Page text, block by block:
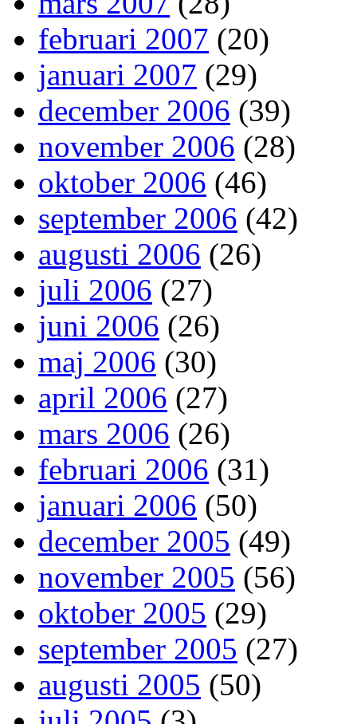
februari 2007 (20)
januari 2007 (29)
december 2006 (39)
november 2006 (28)
oktober 2006 (46)
september 2006 (42)
augusti 2006 (26)
juli 2006 (27)
juni 2006 (26)
maj 2006 (30)
april 2006 (27)
mars 2006 (26)
februari 2006 (31)
januari 2006 (50)
december 2005 (49)
november 2005 (56)
oktober 2005 (29)
september 2005 (27)
augusti 2005 (50)